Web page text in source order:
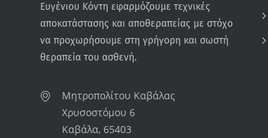
Ευγένιου Κόντη εφαρμόζουμε τεχνικές
αποκατάστασης και αποθεραπείας με στόχο
να προχωρήσουμε στη γρήγορη και σωστή
θεραπεία του ασθενή.
Μητροπολίτου Καβάλας
Χρυσοστόμου 6
Καβάλα, 65403